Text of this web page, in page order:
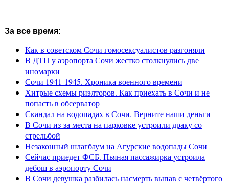
За все время:
Как в советском Сочи гомосексуалистов разгоняли
В ДТП у аэропорта Сочи жестко столкнулись две
иномарки
Сочи 1941-1945. Хроника военного времени
Хитрые схемы риэлторов. Как приехать в Сочи и не
попасть в обсерватор
Скандал на водопадах в Сочи. Верните наши деньги
В Сочи из-за места на парковке устроили драку со
стрельбой
Незаконный шлагбаум на Агурские водопады Сочи
Сейчас приедет ФСБ. Пьяная пассажирка устроила
дебош в аэропорту Сочи
В Сочи девушка разбилась насмерть выпав с четвёртого